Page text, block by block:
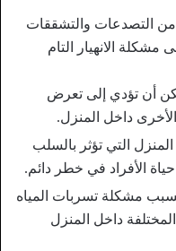
التصدعات والتشققات
مشكلة الانهيار التام
أن تؤدي إلى تعرض
داخل المنزل.
التي تؤثر بالسلب
الأفراد في خطر دائم.
مشكلة تسربات المياه
داخل المنزل